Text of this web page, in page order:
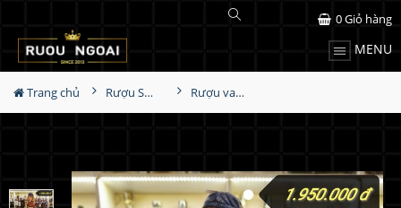
MENU
0Giỏ hàng
Trang chủ Rượu Sưu Tầm - Nga Rượu vang Georgia Reb Wines S52